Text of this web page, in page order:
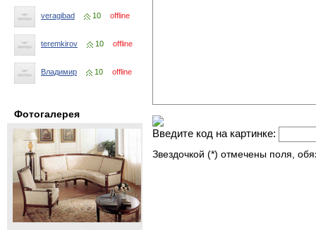
veragibad 10 offline
teremkirov 10 offline
Владимир 10 offline
Фотогалерея
Введите код на картинке:
Звездочкой (*) отмечены поля,